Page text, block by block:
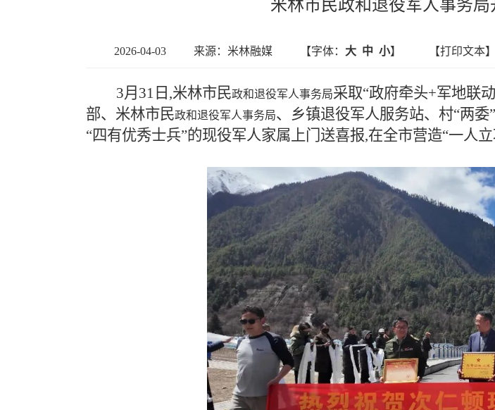
米林市民政和退役军人事务
2026-04-03 来源：米林融媒 【字体： 大 中 小】 【打印文本】
3月31日,米林市民政和退役军人事务局采取“政府牵头+军地联
部、米林市民政和退役军人事务局、乡镇退役军人服务站、村“两
“四有优秀士兵”的现役军人家属上门送喜报,在全市营造“一人